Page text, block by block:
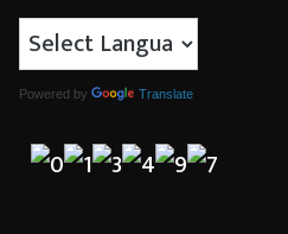
Powered by Translate